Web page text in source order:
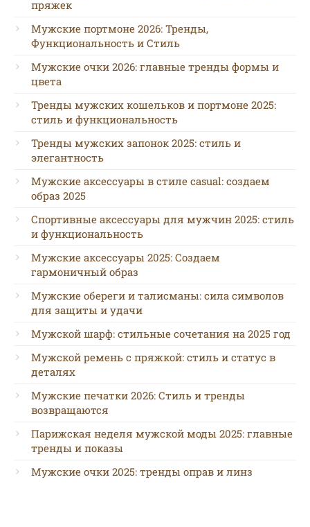
пряжек
Мужские портмоне 2026: Тренды,
Функциональность и Стиль
Мужские очки 2026: главные тренды формы и
цвета
Тренды мужских кошельков и портмоне 2025:
стиль и функциональность
Тренды мужских запонок 2025: стиль и
элегантность
Мужские аксессуары в стиле casual: создаем
образ 2025
Спортивные аксессуары для мужчин 2025: стиль
и функциональность
Мужские аксессуары 2025: Создаем
гармоничный образ
Мужские обереги и талисманы: сила символов
для защиты и удачи
Мужской шарф: стильные сочетания на 2025 год
Мужской ремень с пряжкой: стиль и статус в
деталях
Мужские печатки 2026: Стиль и тренды
возвращаются
Парижская неделя мужской моды 2025: главные
тренды и показы
Мужские очки 2025: тренды оправ и линз